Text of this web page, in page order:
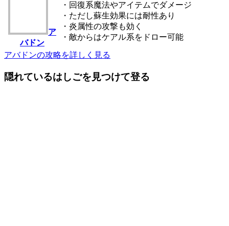
ア
バドン
・回復系魔法やアイテムでダメージ
・ただし蘇生効果には耐性あり
・炎属性の攻撃も効く
・敵からはケアル系をドロー可能
アバドンの攻略を詳しく見る
隠れているはしごを見つけて登る